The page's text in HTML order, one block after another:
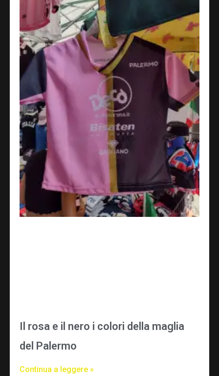
Il rosa e il nero i colori della maglia
del Palermo
Continua a leggere »